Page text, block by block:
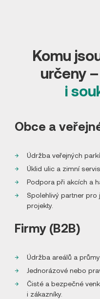
Komu
určeny –
i
Obce a
Údržba veřejných
Úklid ulic a zimní servis.
Podpora při akcích a
Spolehlivý partner
projekty.
Firmy (B2B)
Údržba areálů a
Jednorázové nebo
Čisté a bezpečné
i zákazníky.